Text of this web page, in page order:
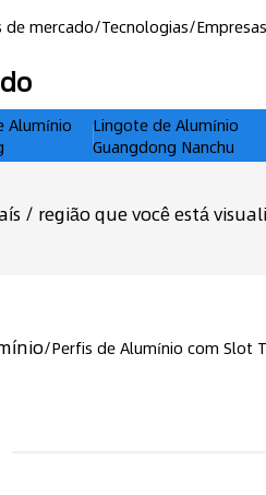
de mercado/Tecnologias/Empresas
Alumínio
Lingote de Alumínio
Guangdong Nanchu
/ região que você está
/Perfis de Alumínio com Slot T